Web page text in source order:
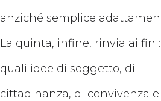
anziché semplice
La quinta, infine, rinvia ai fini:
quali idee di soggetto, di
cittadinanza, di convivenza e